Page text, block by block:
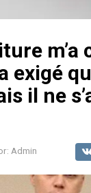
m’a
il ne
Admin